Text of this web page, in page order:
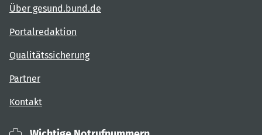
Über gesund.bund.de
Portalredaktion
Qualitätssicherung
Partner
Kontakt